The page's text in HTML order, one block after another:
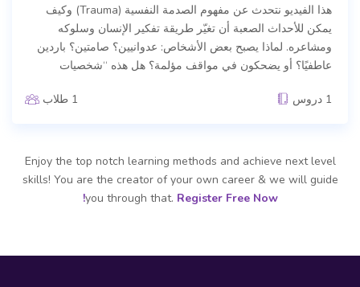
هذا الفيديو نتحدث عن مفهوم الصدمة النفسية (Trauma) وكيف
يمكن للأحداث الصعبة أن تغيّر طريقة تفكير الإنسان وسلوكه
ومشاعره. لماذا يصبح بعض الأشخاص: عدوانيين؟ صامتين؟ باردين
عاطفيًا؟ أو يضحكون في مواقف مؤلمة؟ هل هذه “شخصيات
1 دروس 1 طلاب
Enjoy the top notch learning methods and achieve next level
skills! You are the creator of your own career & we will guide
you through that.Register Free Now!